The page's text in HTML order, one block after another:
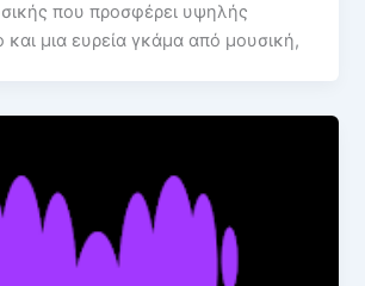
που προσφέρει υψηλής
και μια ευρεία γκάμα από μουσική,